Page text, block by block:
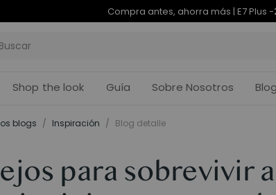
Compra antes, ahorra más | E7 Plus
Shop the look Guía Sobre Nosotros Blog
blogs / Inspiración / Blog detalle
para sobrevivir a